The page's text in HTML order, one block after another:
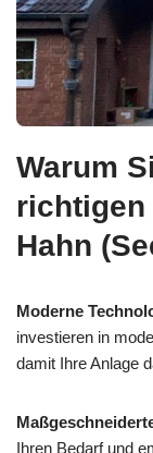
Warum
richtigen
Hahn
Moderne
investieren in
damit Ihre Anlage
Ihren Bedarf und